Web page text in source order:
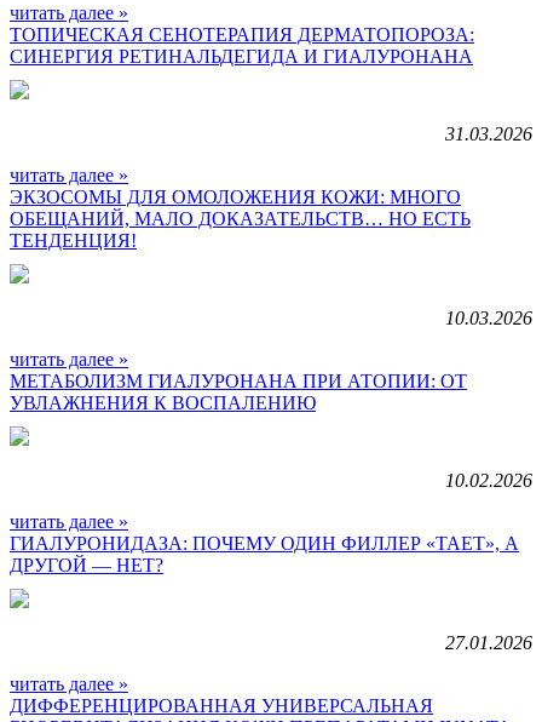
читать далее »
ТОПИЧЕСКАЯ CЕНОТЕРАПИЯ ДЕРМАТОПОРОЗА:
СИНЕРГИЯ РЕТИНАЛЬДЕГИДА И ГИАЛУРОНАНА
31.03.2026
читать далее »
ЭКЗОСОМЫ ДЛЯ ОМОЛОЖЕНИЯ КОЖИ: МНОГО
ОБЕЩАНИЙ, МАЛО ДОКАЗАТЕЛЬСТВ… НО ЕСТЬ
ТЕНДЕНЦИЯ!
10.03.2026
читать далее »
МЕТАБОЛИЗМ ГИАЛУРОНАНА ПРИ АТОПИИ: ОТ
УВЛАЖНЕНИЯ К ВОСПАЛЕНИЮ
10.02.2026
читать далее »
ГИАЛУРОНИДАЗА: ПОЧЕМУ ОДИН ФИЛЛЕР «ТАЕТ», А
ДРУГОЙ — НЕТ?
27.01.2026
читать далее »
ДИФФЕРЕНЦИРОВАННАЯ УНИВЕРСАЛЬНАЯ